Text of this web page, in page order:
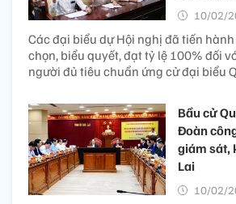
10/02/
Các đại biểu dự Hội nghị đã tiến
chọn, biểu quyết, đạt tỷ lệ 100% đối
người đủ tiêu chuẩn ứng cử đại biểu
Bầu cử
Đoàn
giám sát,
Lai
10/02/